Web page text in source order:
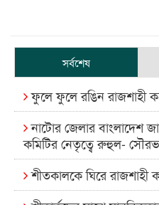
সর্বশেষ
ফুলে ফুলে রঙিন রাজশাহী
নাটোর জেলার বাংলাদেশ
কমিটির নেতৃত্বে রুহুল- সৌরভ
শীতকালকে ঘিরে রাজশাহী